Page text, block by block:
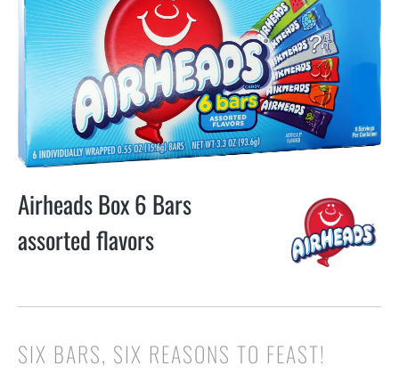
Airheads Box 6 Bars
assorted flavors
SIX BARS, SIX REASONS TO FEAST!